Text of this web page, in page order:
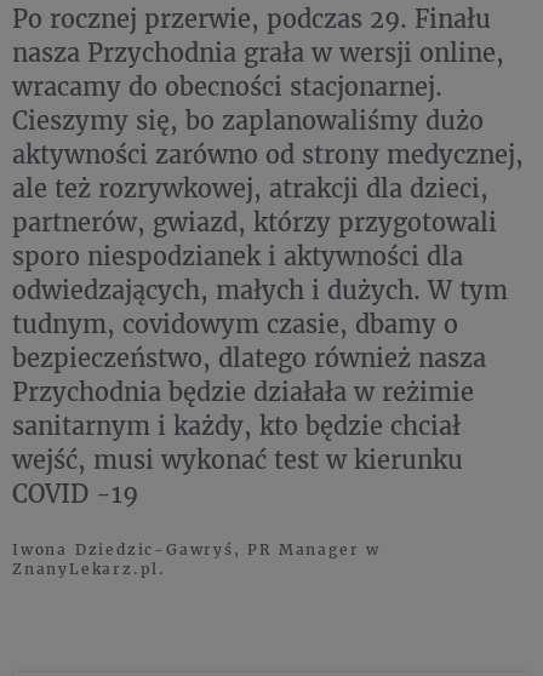
Po rocznej przerwie, podczas 29. Finału
nasza Przychodnia grała w wersji online,
wracamy do obecności stacjonarnej.
Cieszymy się, bo zaplanowaliśmy dużo
aktywności zarówno od strony medycznej,
ale też rozrywkowej, atrakcji dla dzieci,
partnerów, gwiazd, którzy przygotowali
sporo niespodzianek i aktywności dla
odwiedzających, małych i dużych. W tym
tudnym, covidowym czasie, dbamy o
bezpieczeństwo, dlatego również nasza
Przychodnia będzie działała w reżimie
sanitarnym i każdy, kto będzie chciał
wejść, musi wykonać test w kierunku
COVID -19
Iwona Dziedzic-Gawryś, PR Manager w
ZnanyLekarz.pl.